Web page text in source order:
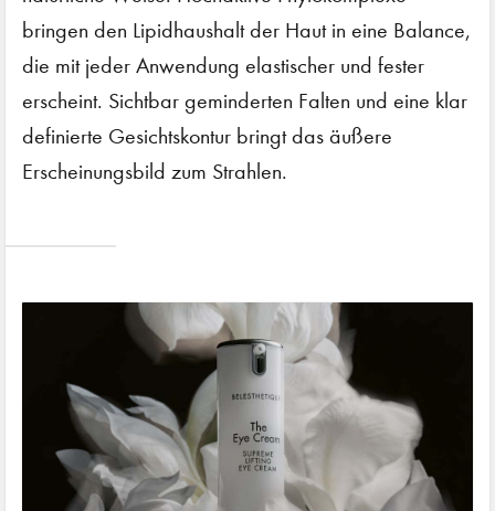
bringen den Lipidhaushalt der Haut in eine Balance,
die mit jeder Anwendung elastischer und fester
erscheint. Sichtbar geminderten Falten und eine klar
definierte Gesichtskontur bringt das äußere
Erscheinungsbild zum Strahlen.